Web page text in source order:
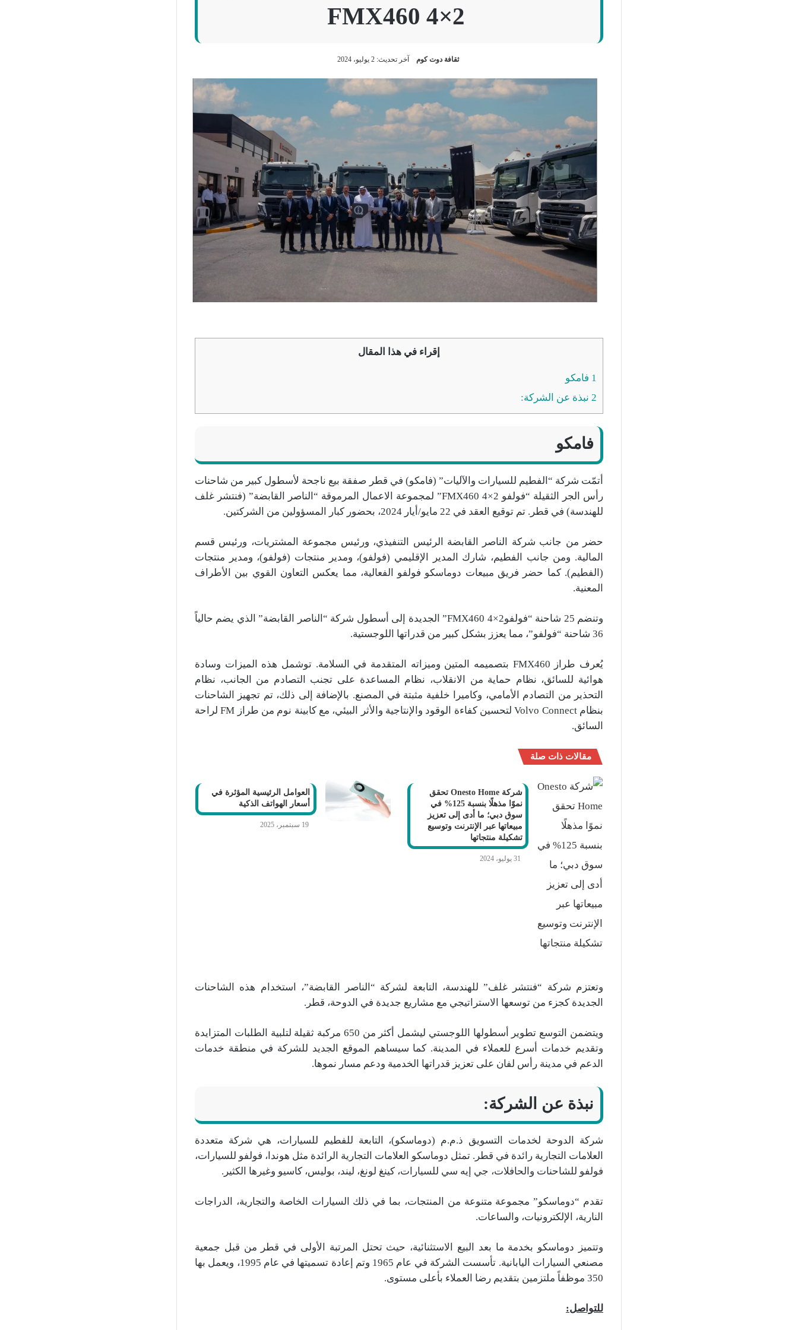
ثقافة دوت كوم آخر تحديث: 2 يوليو، 2024
إقراء في هذا المقال
1 فامكو
2نبذة عن الشركة:
فامكو
أتمّت شركة “الفطيم للسيارات والآليات” (فامكو) في قطر صفقة بيع ناجحة لأسطول كبير من شاحنات
رأس الجر الثقيلة “فولفو FMX460 4×2” لمجموعة الاعمال المرموقة “الناصر القابضة” (فنتشر غلف
للهندسة) في قطر. تم توقيع العقد في 22 مايو/أيار 2024، بحضور كبار المسؤولين من الشركتين.
حضر من جانب شركة الناصر القابضة الرئيس التنفيذي، ورئيس مجموعة المشتريات، ورئيس قسم
المالية. ومن جانب الفطيم، شارك المدير الإقليمي (فولفو)، ومدير منتجات (فولفو)، ومدير منتجات
(الفطيم). كما حضر فريق مبيعات دوماسكو فولفو الفعالية، مما يعكس التعاون القوي بين الأطراف
المعنية.
وتنضم 25 شاحنة “فولفوFMX460 4×2” الجديدة إلى أسطول شركة “الناصر القابضة” الذي يضم حالياً
36 شاحنة “فولفو”، مما يعزز بشكل كبير من قدراتها اللوجستية.
يُعرف طراز FMX460 بتصميمه المتين وميزاته المتقدمة في السلامة. توشمل هذه الميزات وسادة
هوائية للسائق، نظام حماية من الانقلاب، نظام المساعدة على تجنب التصادم من الجانب، نظام
التحذير من التصادم الأمامي، وكاميرا خلفية مثبتة في المصنع. بالإضافة إلى ذلك، تم تجهيز الشاحنات
بنظام Volvo Connect لتحسين كفاءة الوقود والإنتاجية والأثر البيئي، مع كابينة نوم من طراز FM لراحة
السائق.
مقالات ذات صلة
شركة Onesto Home تحقق
نموًا مذهلًا بنسبة 125% في
سوق دبي؛ ما أدى إلى تعزيز
مبيعاتها عبر الإنترنت وتوسيع
تشكيلة منتجاتها
31 يوليو، 2024
العوامل الرئيسية المؤثرة في
أسعار الهواتف الذكية
19 سبتمبر، 2025
وتعتزم شركة “فنتشر غلف” للهندسة، التابعة لشركة “الناصر القابضة”، استخدام هذه الشاحنات
الجديدة كجزء من توسعها الاستراتيجي مع مشاريع جديدة في الدوحة، قطر.
ويتضمن التوسع تطوير أسطولها اللوجستي ليشمل أكثر من 650 مركبة ثقيلة لتلبية الطلبات المتزايدة
وتقديم خدمات أسرع للعملاء في المدينة. كما سيساهم الموقع الجديد للشركة في منطقة خدمات
الدعم في مدينة رأس لفان على تعزيز قدراتها الخدمية ودعم مسار نموها.
نبذة عن الشركة:
شركة الدوحة لخدمات التسويق ذ.م.م (دوماسكو)، التابعة للفطيم للسيارات، هي شركة متعددة
العلامات التجارية رائدة في قطر. تمثل دوماسكو العلامات التجارية الرائدة مثل هوندا، فولفو للسيارات،
فولفو للشاحنات والحافلات، جي إيه سي للسيارات، كينغ لونغ، ليند، بوليس، كاسيو وغيرها الكثير.
تقدم “دوماسكو” مجموعة متنوعة من المنتجات، بما في ذلك السيارات الخاصة والتجارية، الدراجات
النارية، الإلكترونيات، والساعات.
وتتميز دوماسكو بخدمة ما بعد البيع الاستثنائية، حيث تحتل المرتبة الأولى في قطر من قبل جمعية
مصنعي السيارات اليابانية. تأسست الشركة في عام 1965 وتم إعادة تسميتها في عام 1995، ويعمل بها
350 موظفاً ملتزمين بتقديم رضا العملاء بأعلى مستوى.
للتواصل: